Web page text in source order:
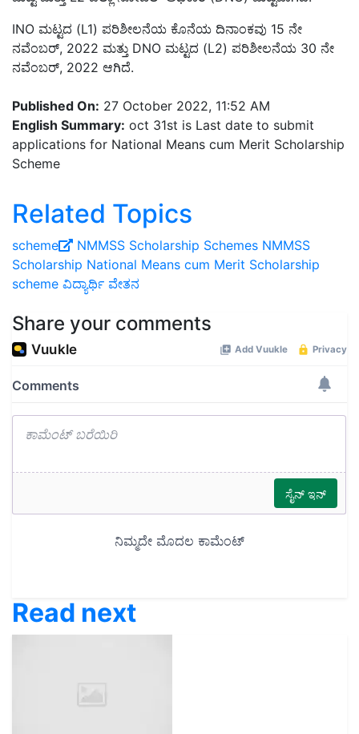
INO ಮಟ್ಟದ (L1) ಪರಿಶೀಲನೆಯ ಕೊನೆಯ ದಿನಾಂಕವು 15 ನೇ
ನವೆಂಬರ್, 2022 ಮತ್ತು DNO ಮಟ್ಟದ (L2) ಪರಿಶೀಲನೆಯ 30 ನೇ
ನವೆಂಬರ್, 2022 ಆಗಿದೆ.
English Summary:oct 31st is Last date to submit
applications for National Means cum Merit Scholarship
Scheme
Related Topics
scheme NMMSS Scholarship Schemes
Scholarship National Means cum Merit Scholarship
scheme ವಿದ್ಯಾರ್ಥಿ ವೇತನ